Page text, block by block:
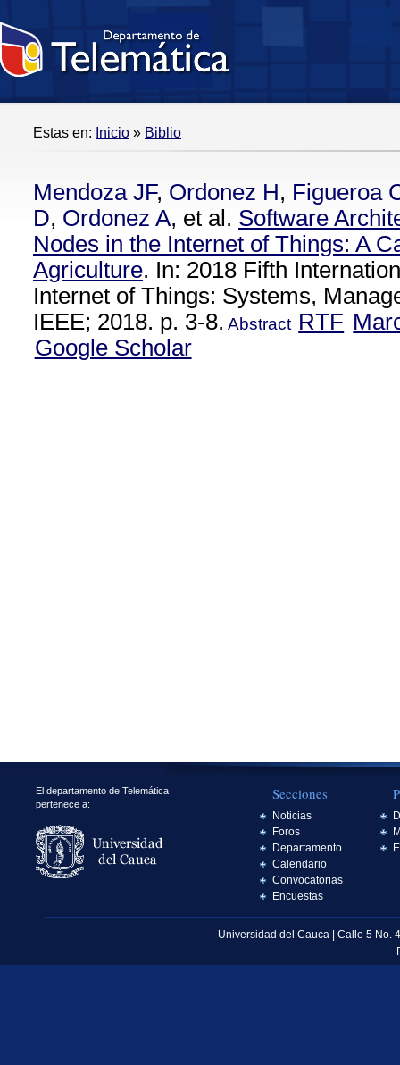
Estas en: Inicio » Biblio
Mendoza JF, Ordonez H, Figueroa
D, Ordonez A, et al. Software
Nodes in the Internet of Things: A
Agriculture. In: 2018 Fifth
Internet of Things: Systems,
IEEE; 2018. p. 3-8. Abstract RTF
Google Scholar
El departamento de Telemática
pertenece a:
Secciones
Noticias
Foros
Departamento
Calendario
Convocatorias
Encuestas
Universidad del Cauca | Calle 5 No.